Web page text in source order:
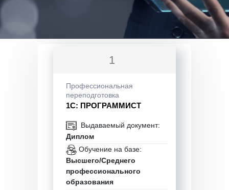
1
Профессиональная
переподготовка
1С: ПРОГРАММИСТ
Выдаваемый документ:
Диплом
Обучение на базе:
Высшего/Среднего
профессионального
образования